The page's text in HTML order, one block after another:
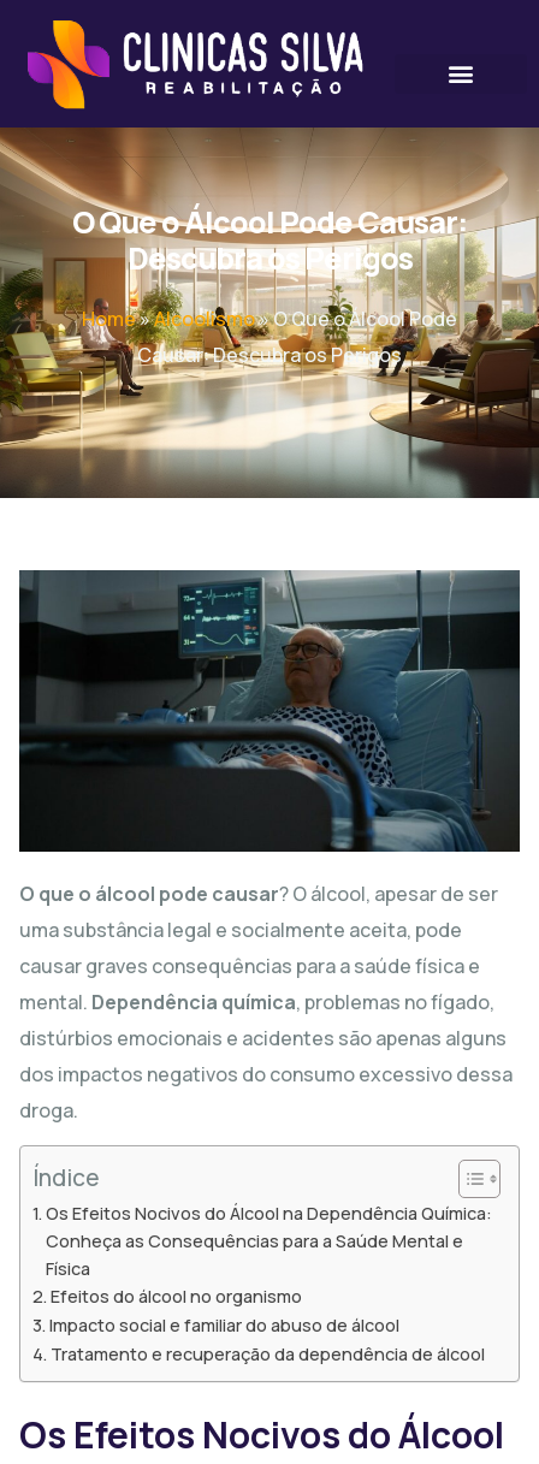
O Que o Álcool Pode Causar:
Descubra os Perigos
Home»Alcoolismo»O Que o Álcool Pode
Causar: Descubra os Perigos
O que o álcool pode causar? O álcool, apesar de ser
uma substância legal e socialmente aceita, pode
causar graves consequências para a saúde física e
mental. Dependência química, problemas no fígado,
distúrbios emocionais e acidentes são apenas alguns
dos impactos negativos do consumo excessivo dessa
droga.
Índice
Os Efeitos Nocivos do Álcool na Dependência Química:
Conheça as Consequências para a Saúde Mental e
Física
Efeitos do álcool no organismo
Impacto social e familiar do abuso de álcool
Tratamento e recuperação da dependência de álcool
Os Efeitos Nocivos do Álcool